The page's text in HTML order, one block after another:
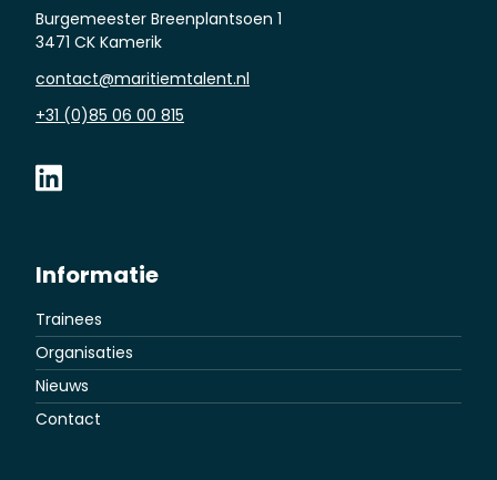
Informatie
Trainees
Organisaties
Nieuws
Contact
Burgemeester Breenplantsoen 1
3471 CK Kamerik
contact@maritiemtalent.nl
+31 (0)85 06 00 815